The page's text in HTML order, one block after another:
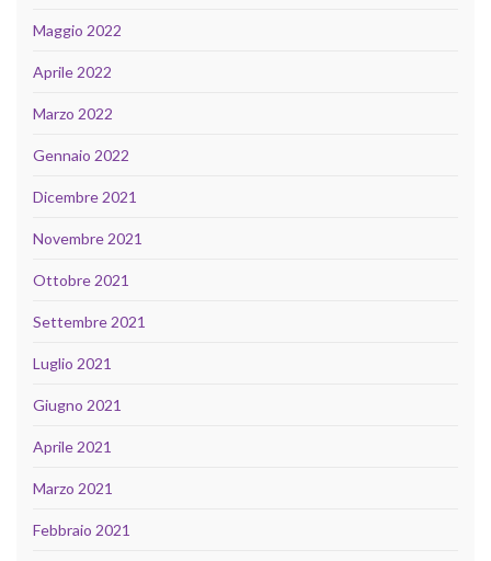
Maggio 2022
Aprile 2022
Marzo 2022
Gennaio 2022
Dicembre 2021
Novembre 2021
Ottobre 2021
Settembre 2021
Luglio 2021
Giugno 2021
Aprile 2021
Marzo 2021
Febbraio 2021